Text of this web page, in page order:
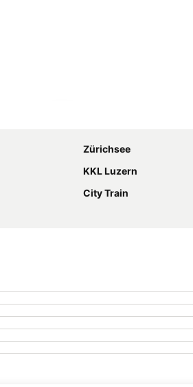
Zürichsee
KKL Luzern
City Train